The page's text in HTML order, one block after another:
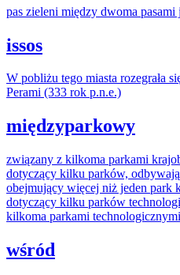
pas zieleni między dwoma pasami
issos
W pobliżu tego miasta rozegrała
Perami (333 rok p.n.e.)
międzyparkowy
związany z kilkoma parkami
dotyczący kilku parków,
obejmujący więcej niż jeden park
dotyczący kilku parków
kilkoma parkami
wśród